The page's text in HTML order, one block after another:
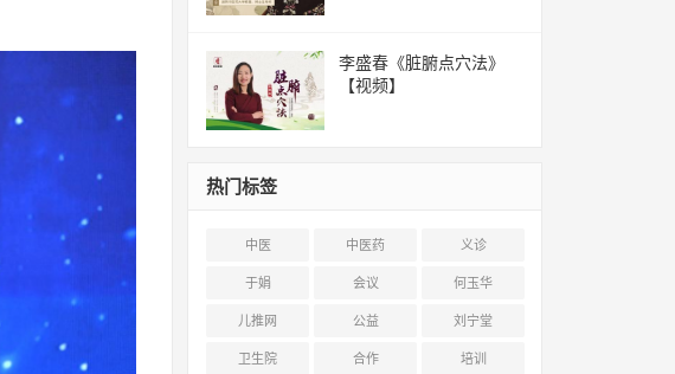
李盛春《脏腑点穴法》
【视频】
热门标签
中医 中医药 义诊
于娟 会议 何玉华
儿推网 公益 刘宁堂
卫生院 合作 培训